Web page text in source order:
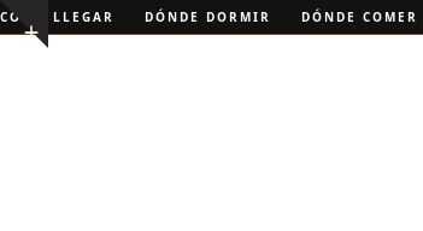
Skip
to Show
CÓMO LLEGAR DÓNDE DORMIR DÓNDE COMER